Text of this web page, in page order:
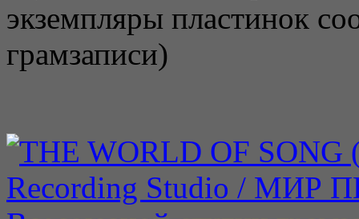
экземпляры пластинок
грамзаписи)